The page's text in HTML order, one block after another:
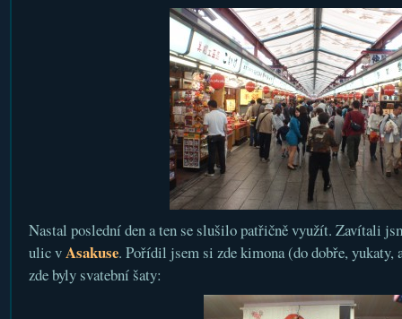
Nastal poslední den a ten se slušilo patřičně využít. Zavítali
ulic vAsakuse. Pořídil jsem si zde kimona (do dobře, yukaty,
zde byly svatební šaty: